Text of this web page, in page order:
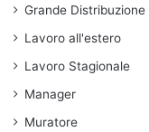
Grande Distribuzione
Lavoro all'estero
Lavoro Stagionale
Manager
Muratore